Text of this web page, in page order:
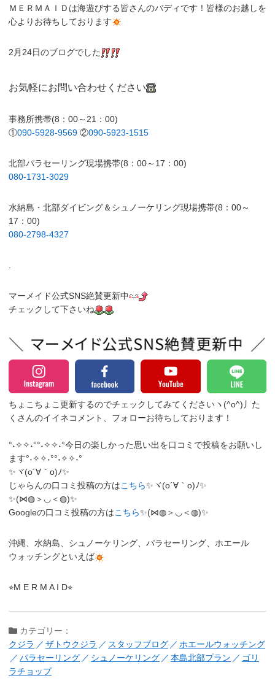
ＭＥＲＭＡＩＤは海遊びする皆さんのバディです！皆様のお越しを
心よりお待ちしております
2月24日のブログでした
お気軽にお問い合わせください
事務所携帯(8：00～21：00)
①090-5928-9569 ②090-5923-1515
北部パラセーリング現場携帯(8：00～17：00)
080-1731-3029
水納島・北部ダイビング＆シュノーケリング現場携帯(8：00～
17：00)
080-2798-4327
マーメイド公式SNS絶賛更新中
チェックして下さいね
ちょこちょこ更新するのでチェックしてみてくださいヽ(^o^)丿 た
くさんのイイネコメント、フォローお待ちしております！
°˖✧✧˖°°˖✧✧˖°今日の楽しかった思い出を口コミで投稿をお願いし
ます°˖✧✧˖°°˖✧✧˖°
✨ヾ(o´∀｀o)ﾉ✨
じゃらんの口コミ投稿の方はこちら✨ヾ(o´∀｀o)ﾉ✨
✨(⋈◍＞◡＜◍)✨
Googleの口コミ投稿の方はこちら✨(⋈◍＞◡＜◍)✨
沖縄、水納島、シュノーケリング、パラセーリング、ホエール
ウォッチングといえば
⭐︎M E R M A I D⭐︎
カテゴリー：
クジラ
ザトウクジラ スタッフブログ
ホエールウォッチング
パラセーリング
シュノーケリング 本島北部プラン
ゴリ
ラチョップ